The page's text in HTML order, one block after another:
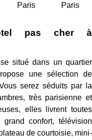
Paris
Paris
pas cher à
situé dans un quartier
une sélection de
serez séduits par la
très parisienne et
elles livrent toutes
confort, télévision
de courtoisie, mini-